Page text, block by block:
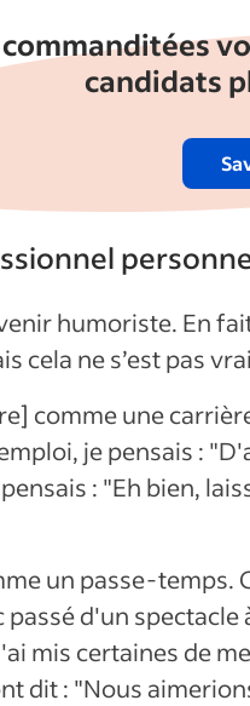
candidats
humoriste. En
cela ne s’est pas
comme une
je pensais :
: "Eh bien,
un passe-temps.
d'un
mis certaines de
dit : "Nous